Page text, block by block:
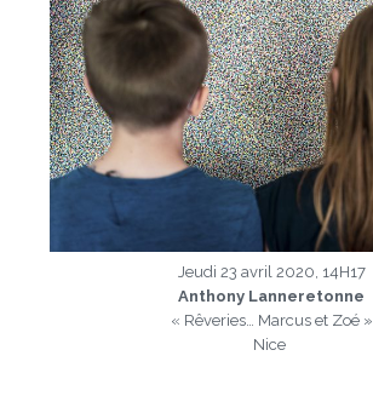
Jeudi 23 avril 2020, 14H17
Anthony Lanneretonne
« Rêveries… Marcus et Zoé »
Nice